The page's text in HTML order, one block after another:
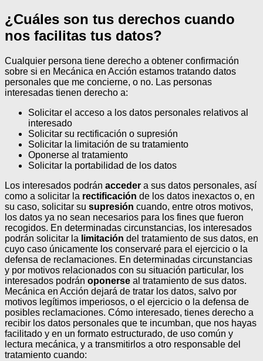
¿Cuáles son tus derechos cuando
nos facilitas tus datos?
Cualquier persona tiene derecho a obtener confirmación
sobre si en Mecánica en Acción estamos tratando datos
personales que me concierne, o no. Las personas
interesadas tienen derecho a:
Solicitar el acceso a los datos personales relativos al
interesado
Solicitar su rectificación o supresión
Solicitar la limitación de su tratamiento
Oponerse al tratamiento
Solicitar la portabilidad de los datos
Los interesados podrán acceder a sus datos personales, así
como a solicitar la rectificación de los datos inexactos o, en
su caso, solicitar su supresión cuando, entre otros motivos,
los datos ya no sean necesarios para los fines que fueron
recogidos. En determinadas circunstancias, los interesados
podrán solicitar la limitación del tratamiento de sus datos, en
cuyo caso únicamente los conservaré para el ejercicio o la
defensa de reclamaciones. En determinadas circunstancias
y por motivos relacionados con su situación particular, los
interesados podrán oponerse al tratamiento de sus datos.
Mecánica en Acción dejará de tratar los datos, salvo por
motivos legítimos imperiosos, o el ejercicio o la defensa de
posibles reclamaciones. Cómo interesado, tienes derecho a
recibir los datos personales que te incumban, que nos hayas
facilitado y en un formato estructurado, de uso común y
lectura mecánica, y a transmitirlos a otro responsable del
tratamiento cuando: